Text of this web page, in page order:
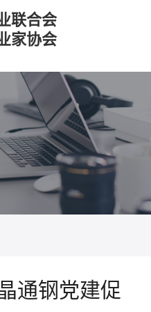
联合会
家协会
通钢党建促